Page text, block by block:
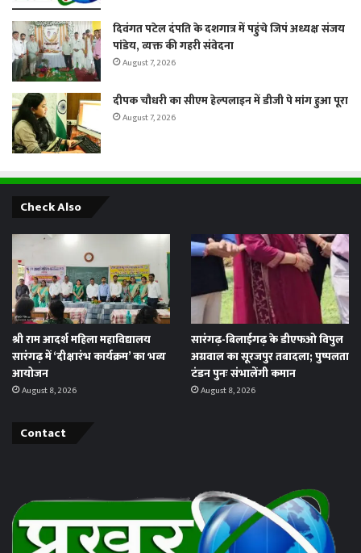
दिवंगत पटेल दंपति के दशगात्र में पहुंचे जिपं अध्यक्ष संजय
पांडेय, व्यक्त की गहरी संवेदना
August 7, 2026
दीपक चौधरी का सीएम हेल्पलाइन में डीजी पे मांग हुआ पूरा
August 7, 2026
Check Also
श्री राम आदर्श महिला महाविद्यालय
सारंगढ़ में ‘दीक्षारंभ कार्यक्रम’ का भव्य
आयोजन
August 8, 2026
सारंगढ़-बिलाईगढ़ के डीएफओ विपुल
अग्रवाल का सूरजपुर तबादला; पुष्पलता
टंडन पुनः संभालेंगी कमान
August 8, 2026
Contact